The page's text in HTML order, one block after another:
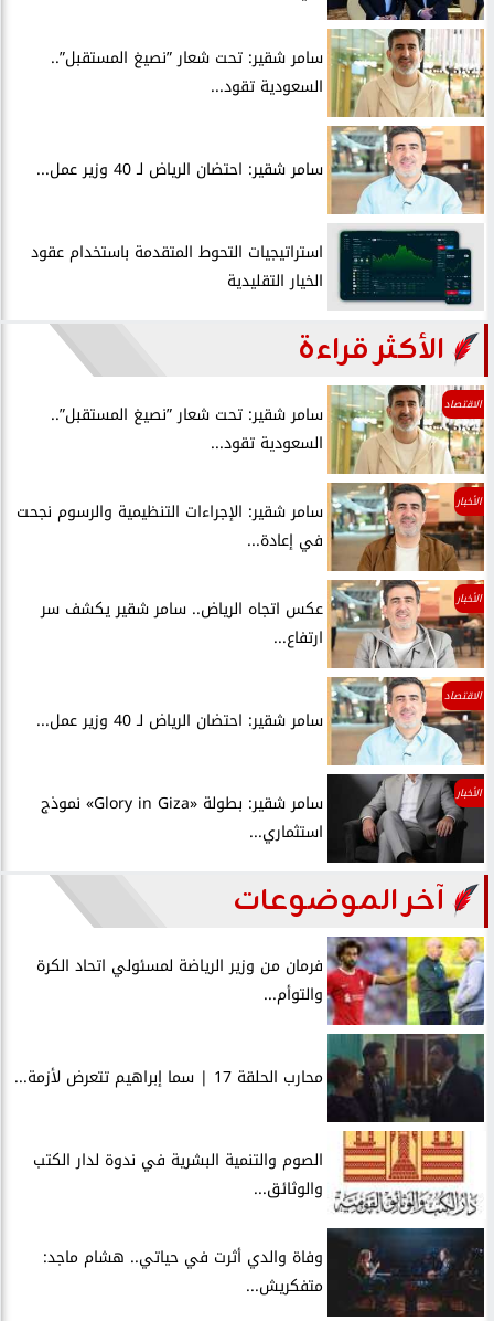
سامر شقير: تحت شعار ”نصيغ المستقبل”..
السعودية تقود...
سامر شقير: احتضان الرياض لـ 40 وزير عمل...
استراتيجيات التحوط المتقدمة باستخدام عقود
الخيار التقليدية
الأكثر قراءة
الاقتصاد
سامر شقير: تحت شعار ”نصيغ المستقبل”..
السعودية تقود...
الأخبار
سامر شقير: الإجراءات التنظيمية والرسوم نجحت
في إعادة...
الأخبار
عكس اتجاه الرياض.. سامر شقير يكشف سر
ارتفاع...
الاقتصاد
سامر شقير: احتضان الرياض لـ 40 وزير عمل...
الأخبار
سامر شقير: بطولة «Glory in Giza» نموذج
استثماري...
آخر الموضوعات
فرمان من وزير الرياضة لمسئولي اتحاد الكرة
والتوأم...
محارب الحلقة 17 | سما إبراهيم تتعرض لأزمة...
الصوم والتنمية البشرية في ندوة لدار الكتب
والوثائق...
وفاة والدي أثرت في حياتي.. هشام ماجد:
متفكريش...